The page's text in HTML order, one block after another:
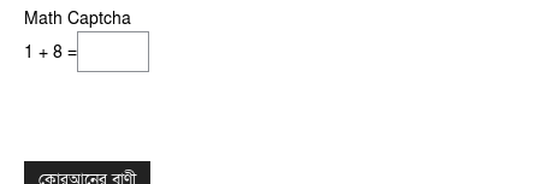
Math Captcha
1 + 8 =